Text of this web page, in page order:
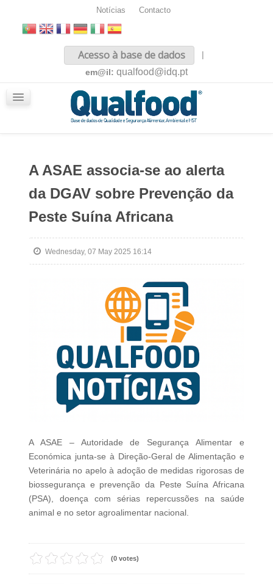
Notícias Contacto
Acesso à base de dados
|
em@il: qualfood@idq.pt
A ASAE associa-se ao alerta
da DGAV sobre Prevenção da
Peste Suína Africana
Wednesday, 07 May 2025 16:14
A ASAE – Autoridade de Segurança Alimentar e
Económica junta-se à Direção-Geral de Alimentação e
Veterinária no apelo à adoção de medidas rigorosas de
biossegurança e prevenção da Peste Suína Africana
(PSA), doença com sérias repercussões na saúde
animal e no setor agroalimentar nacional.
(0 votes)